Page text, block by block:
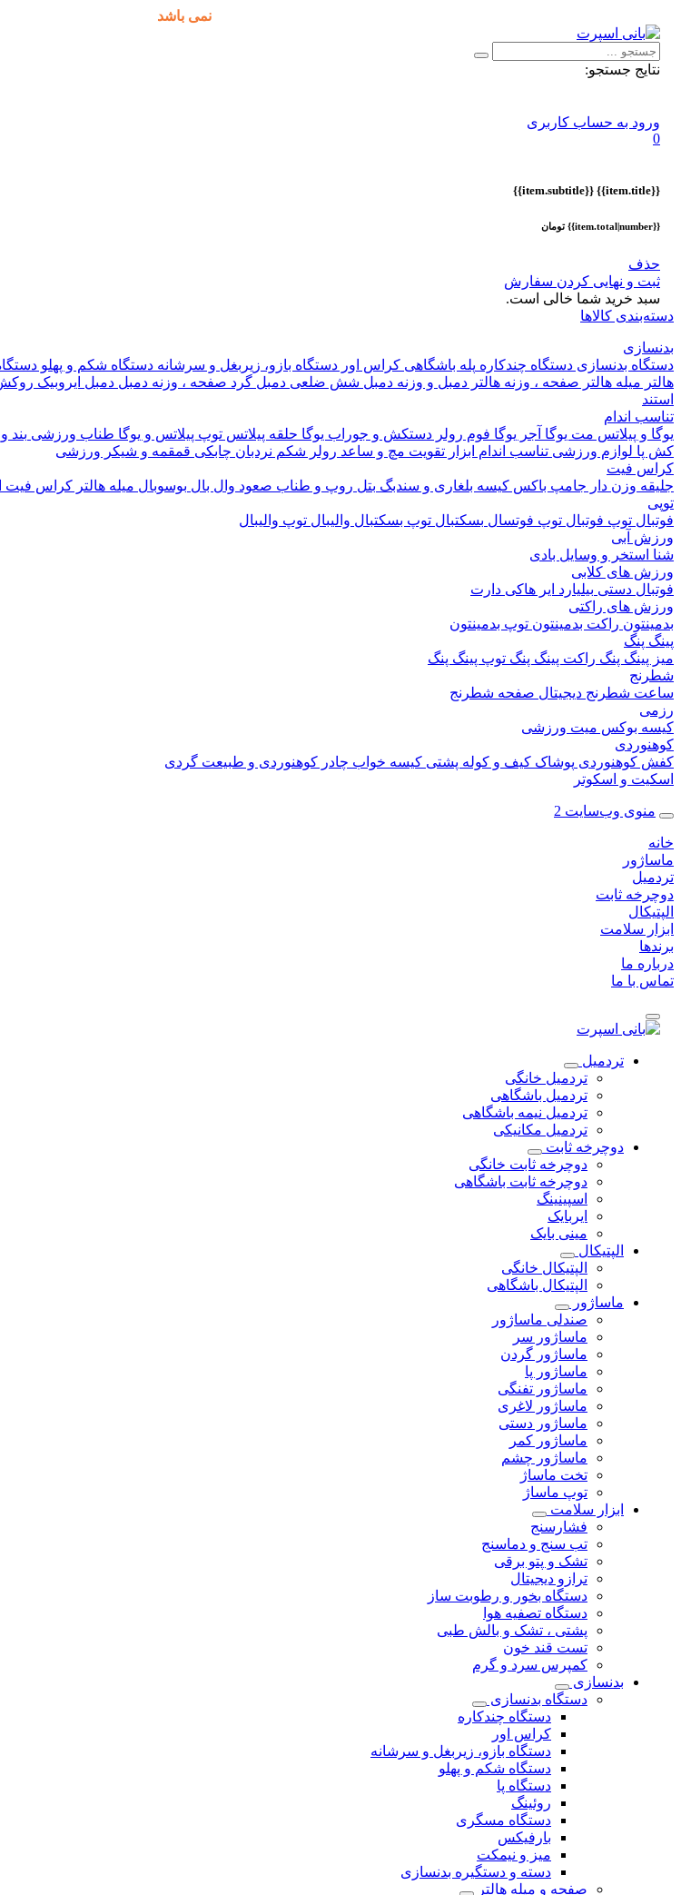
نمی باشد
نتایج جستجو:
ورود به حساب کاربری
0
{{item.title}}
{{item.subtitle}}
{{item.total|number}} تومان
حذف
ثبت و نهایی کردن سفارش
سبد خرید شما خالی است.
دسته‌بندی کالاها
بدنسازی
دستگاه بدنسازی دستگاه چندکاره پله باشگاهی کراس اور دستگاه بازو، زیربغل و سرشانه دستگاه شکم و پهلو
هالتر میله هالتر صفحه ، وزنه هالتر دمبل و وزنه دمبل شش ضلعی دمبل گرد صفحه ، وزنه دمبل دمبل ایروبیک
استند
تناسب اندام
یوگا و پیلاتس مت یوگا آجر یوگا فوم رولر دستکش و جوراب یوگا حلقه پیلاتس توپ پیلاتس و یوگا طناب ورزشی
کش پا لوازم ورزشی تناسب اندام ابزار تقویت مچ و ساعد رولر شکم نردبان چابکی قمقمه و شیکر ورزشی
کراس فیت
جلیقه وزن دار جامپ باکس کیسه بلغاری و سندبگ بتل روپ و طناب صعود وال بال بوسوبال میله هالتر کراس فیت
توپی
فوتبال توپ فوتبال توپ فوتسال بسکتبال توپ بسکتبال والیبال توپ والیبال
ورزش آبی
شنا استخر و وسایل بادی
ورزش های کلابی
فوتبال دستی بیلیارد ایر هاکی دارت
ورزش های راکتی
بدمینتون راکت بدمینتون توپ بدمینتون
پینگ پنگ
میز پینگ پنگ راکت پینگ پنگ توپ پینگ پنگ
شطرنج
ساعت شطرنج دیجیتال صفحه شطرنج
رزمی
کیسه بوکس میت ورزشی
کوهنوردی
کفش کوهنوردی پوشاک کیف و کوله پشتی کیسه خواب چادر کوهنوردی و طبیعت گردی
اسکیت و اسکوتر
منوی وب‌سایت 2
خانه
ماساژور
تردمیل
دوچرخه ثابت
الپتیکال
ابزار سلامت
برندها
درباره ما
تماس با ما
تردمیل
تردمیل خانگی
تردمیل باشگاهی
تردمیل نیمه باشگاهی
تردمیل مکانیکی
دوچرخه ثابت
دوچرخه ثابت خانگی
دوچرخه ثابت باشگاهی
اسپینینگ
ایربایک
مینی بایک
الپتیکال
الپتیکال خانگی
الپتیکال باشگاهی
ماساژور
صندلی ماساژور
ماساژور سر
ماساژور گردن
ماساژور پا
ماساژور تفنگی
ماساژور لاغری
ماساژور دستی
ماساژور کمر
ماساژور چشم
تخت ماساژ
توپ ماساژ
ابزار سلامت
فشارسنج
تب سنج و دماسنج
تشک و پتو برقی
ترازو دیجیتال
دستگاه بخور و رطوبت ساز
دستگاه تصفیه هوا
پشتی ، تشک و بالش طبی
تست قند خون
کمپرس سرد و گرم
بدنسازی
دستگاه بدنسازی
دستگاه چندکاره
کراس اور
دستگاه بازو، زیربغل و سرشانه
دستگاه شکم و پهلو
دستگاه پا
روئینگ
دستگاه مسگری
بارفیکس
میز و نیمکت
دسته و دستگیره بدنسازی
صفحه و میله هالتر